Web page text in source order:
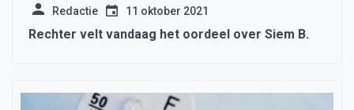
Redactie 11 oktober 2021
Rechter velt vandaag het oordeel over Siem B.